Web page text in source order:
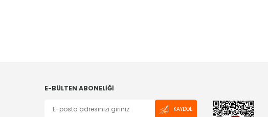
E-BÜLTEN ABONELIĞI
KAYDOL